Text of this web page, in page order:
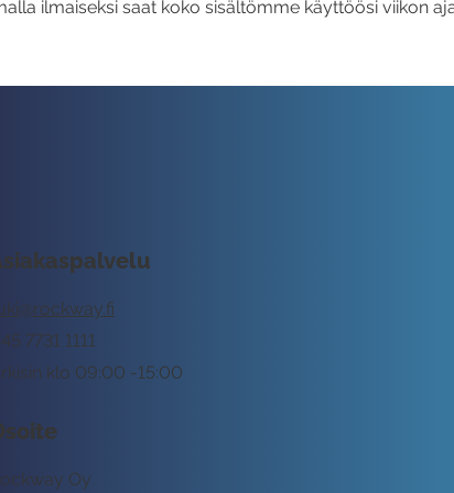
ilmaiseksi saat koko sisältömme käyttöösi viikon
klo 09:00 -15:00
7731 1111
Oy